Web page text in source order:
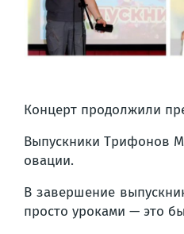
Концерт продолжили
Выпускники Трифонов
овации.
В завершение
просто уроками — это